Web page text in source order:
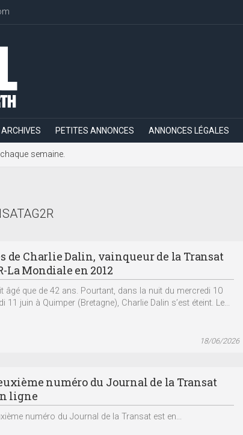
ARCHIVES PETITES ANNONCES ANNONCES LÉGALES
semaine.
de Charlie Dalin, vainqueur de la Transat
La Mondiale en 2012
âgé que de 42 ans. Pourtant, dans la nuit du mercredi 10
11 juin à Quimper (Bretagne), Charlie Dalin s’est éteint. Le...
18/06/2026
numéro du Journal de la Transat
ligne
numéro du Journal de la Transat est en...